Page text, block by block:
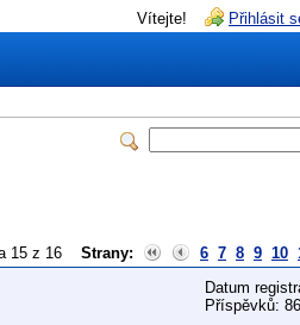
Vítejte! Přihlásit
15 z 16 Strany: 6 7 8 9 10
Datum
Příspěvků: